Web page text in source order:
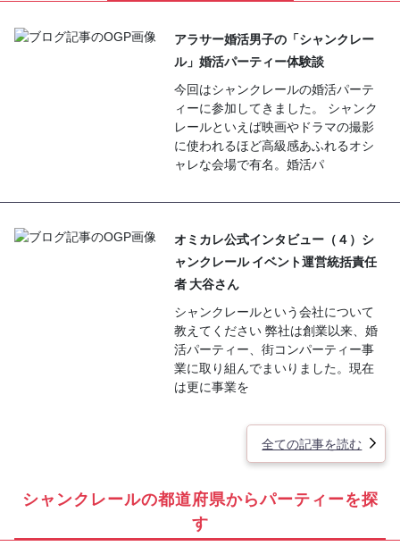
アラサー婚活男子の「シャンクレー
ル」婚活パーティー体験談
今回はシャンクレールの婚活パーテ
ィーに参加してきました。 シャンク
レールといえば映画やドラマの撮影
に使われるほど高級感あふれるオシ
ャレな会場で有名。婚活パ
オミカレ公式インタビュー（４）シ
ャンクレール イベント運営統括責任
者 大谷さん
シャンクレールという会社について
教えてください 弊社は創業以来、婚
活パーティー、街コンパーティー事
業に取り組んでまいりました。現在
は更に事業を
全ての記事を読む
シャンクレールの都道府県からパーティーを探
す